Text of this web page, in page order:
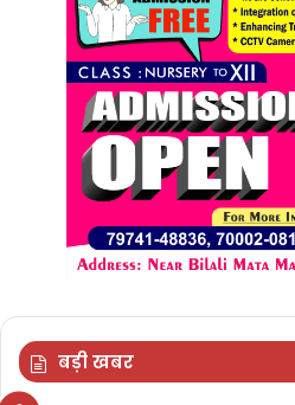
बड़ी खबर